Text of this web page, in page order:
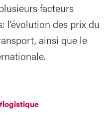
facteurs
l’évolution des prix du
ainsi que le